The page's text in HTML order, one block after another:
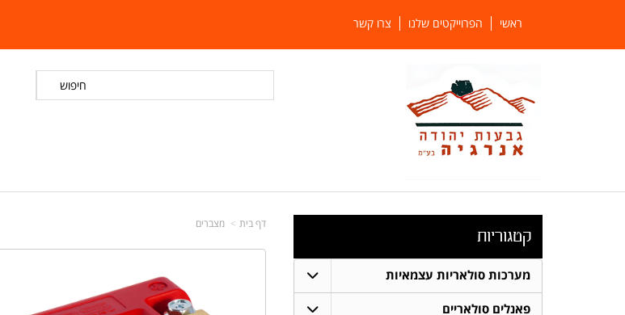
ראשי הפרוייקטים שלנו צרו קשר
חיפוש
דף בית מצברים
קטגוריות
מערכות סולאריות עצמאיות
פאנלים סולאריים